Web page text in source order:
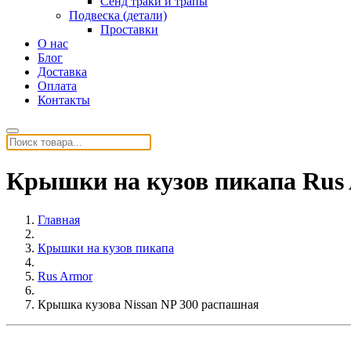
Подвеска (детали)
Проставки
О нас
Блог
Доставка
Оплата
Контакты
Крышки на кузов пикапа
Главная
Крышки на кузов пикапа
Rus Armor
Крышка кузова Nissan NP 300 распашная